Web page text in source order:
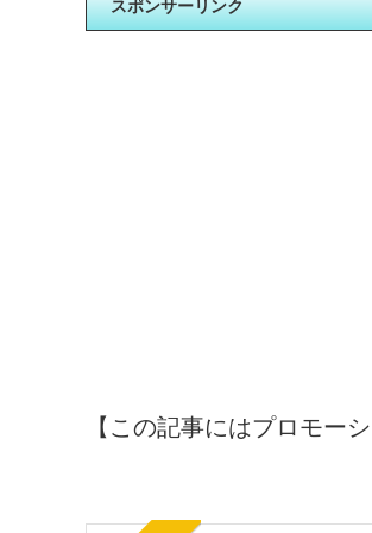
スポンサーリンク
【この記事にはプロモー